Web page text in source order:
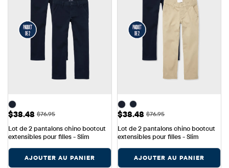
Prix ​​de vente: $38.48
$38.48 Prix ​​d'origine: $76.95
$76.95
Lot de 2 pantalons chino bootcut
extensibles pour filles - Slim
AJOUTER AU PANIER
Prix ​​de vente: $38.48
$38.48 Prix ​​d'origine: $76.95
$76.95
Lot de 2 pantalons chino bootcut
extensibles pour filles - Slim
AJOUTER AU PANIER